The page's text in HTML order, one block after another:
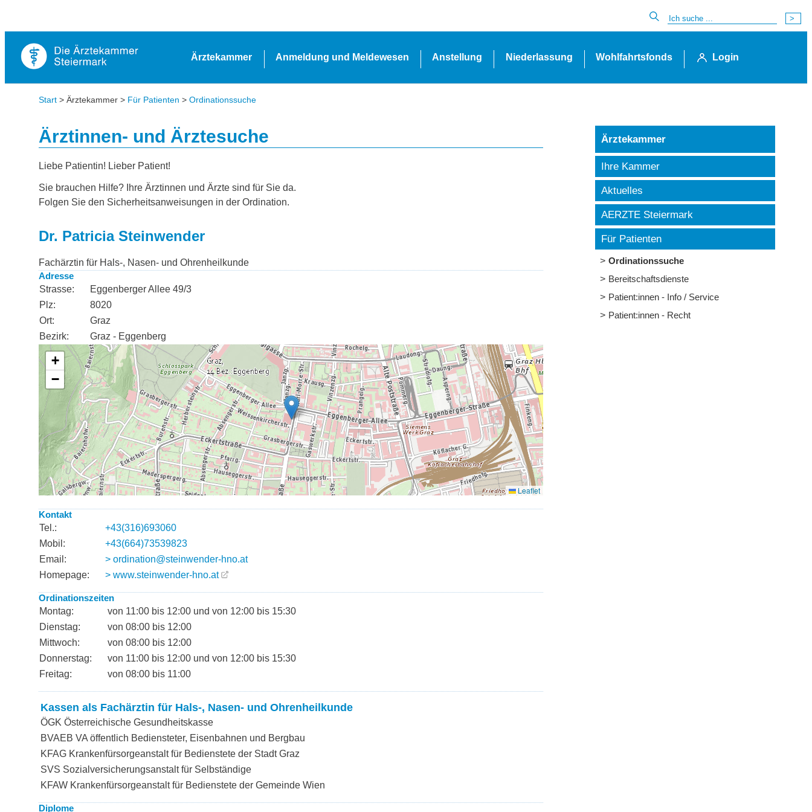
Ärztekammer Anmeldung und Meldewesen Anstellung Niederlassung Wohlfahrtsfonds Login
Start > Ärztekammer > Für Patienten > Ordinationssuche
Ärztinnen- und Ärztesuche
Liebe Patientin! Lieber Patient!
Sie brauchen Hilfe? Ihre Ärztinnen und Ärzte sind für Sie da.
Folgen Sie den Sicherheitsanweisungen in der Ordination.
Dr. Patricia Steinwender
Fachärztin für Hals-, Nasen- und Ohrenheilkunde
Adresse
Strasse:
Eggenberger Allee 49/3
Plz:
8020
Ort:
Graz
Bezirk:
Graz - Eggenberg
Kontakt
Tel.:
+43(316)693060
Mobil:
+43(664)73539823
Email:
> ordination@steinwender-hno.at
Homepage:
> www.steinwender-hno.at
Ordinationszeiten
Montag:
von 11:00 bis 12:00 und von 12:00 bis 15:30
Dienstag:
von 08:00 bis 12:00
Mittwoch:
von 08:00 bis 12:00
Donnerstag:
von 11:00 bis 12:00 und von 12:00 bis 15:30
Freitag:
von 08:00 bis 11:00
Kassen als Fachärztin für Hals-, Nasen- und Ohrenheilkunde
ÖGK Österreichische Gesundheitskasse
BVAEB VA öffentlich Bediensteter, Eisenbahnen und Bergbau
KFAG Krankenfürsorgeanstalt für Bedienstete der Stadt Graz
SVS Sozialversicherungsanstalt für Selbständige
KFAW Krankenfürsorgeanstalt für Bedienstete der Gemeinde Wien
Diplome
Ärztekammer
Ihre Kammer
Aktuelles
AERZTE Steiermark
Für Patienten
Ordinationssuche
Bereitschaftsdienste
Patient:innen - Info / Service
Patient:innen - Recht